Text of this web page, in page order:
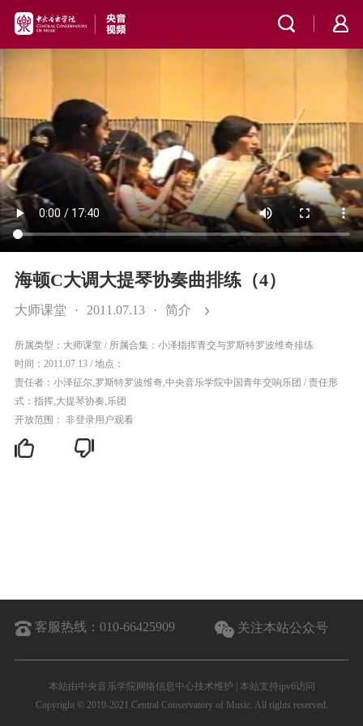
海顿C大调大提琴协奏曲排练（4）
大师课堂 · 2011.07.13 · 简介
所属类型：大师课堂 /所属合集：小泽指挥青交与罗斯特罗波维奇排练
时间：2011.07.13 /地点：
责任者：小泽征尔,罗斯特罗波维奇,中央音乐学院中国青年交响乐团 /责任形
式：指挥,大提琴协奏,乐团
开放范围： 非登录用户观看
客服热线：010-66425909 关注本站公众号
本站由中央音乐学院网络信息中心技术维护 | 本站支持ipv6访问
Copyright © 2010-2021 Central Conservatory of Music. All rights reserved.